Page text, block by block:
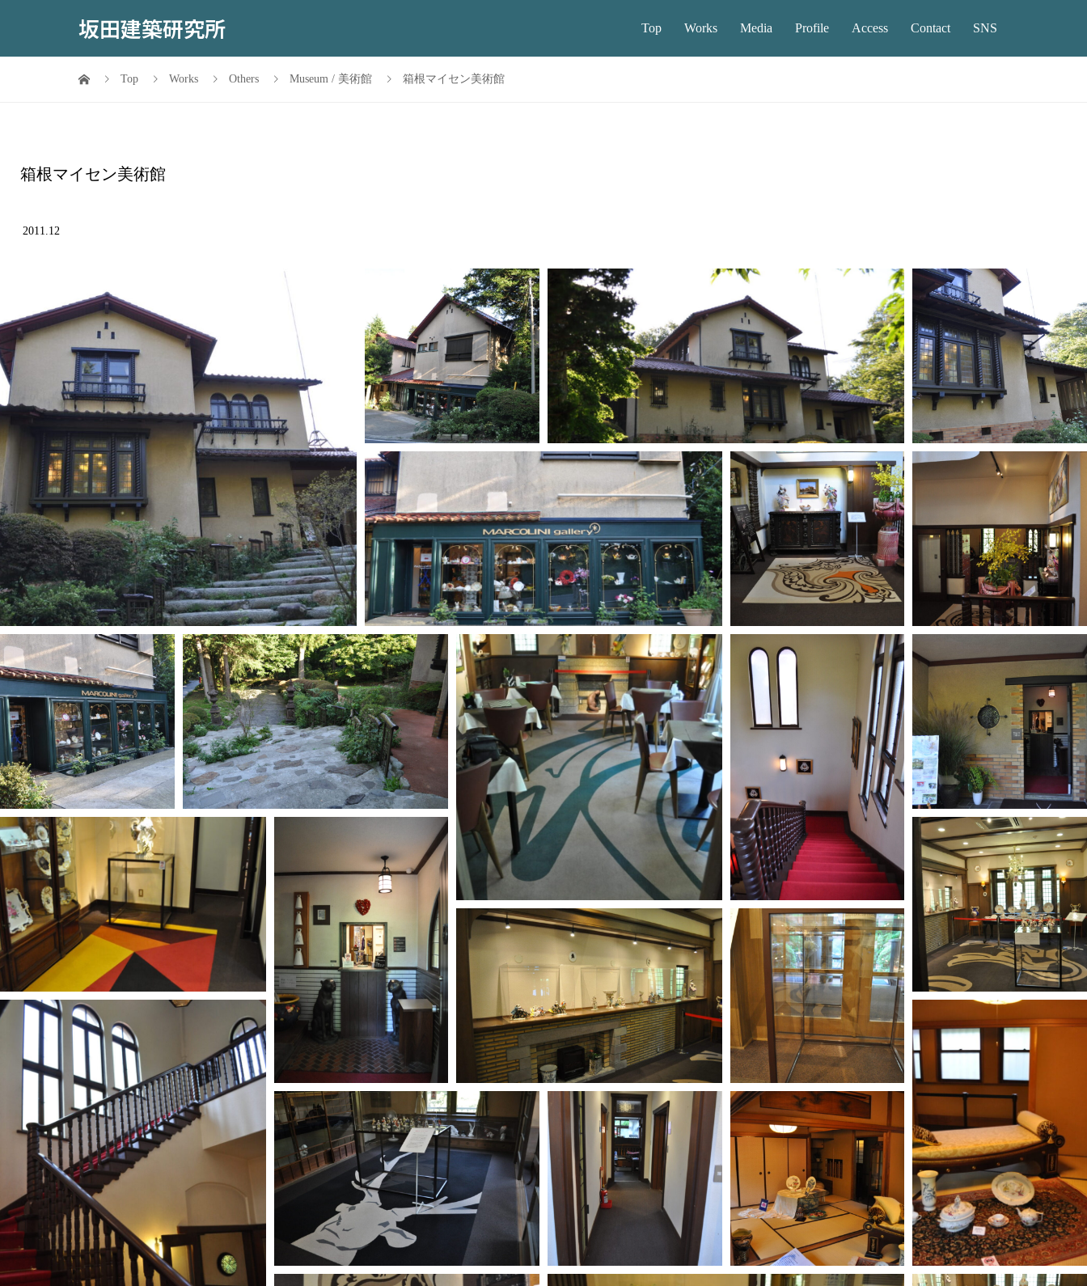
坂田建築研究所 Top Works Media Profile Access Contact SNS
Top Works Others Museum / 美術館 箱根マイセン美術館
箱根マイセン美術館
2011.12